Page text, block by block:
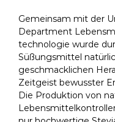
Gemeinsam mit der
Department
technologie wurde
Süßungsmittel
geschmacklichen
Zeitgeist bewusster
Die Produktion von